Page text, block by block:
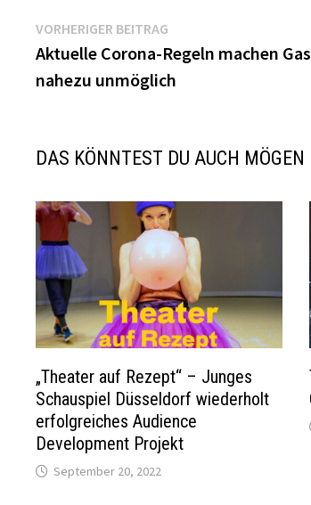
Beitragsnavigation
VORHERIGER BEITRAG
Beitrag:
Aktuelle Corona-Regeln machen
nahezu unmöglich
DAS KÖNNTEST DU AUCH MÖGEN
„Theater auf Rezept“ – Junges
Schauspiel Düsseldorf wiederholt
erfolgreiches Audience
Development Projekt
September 20, 2022